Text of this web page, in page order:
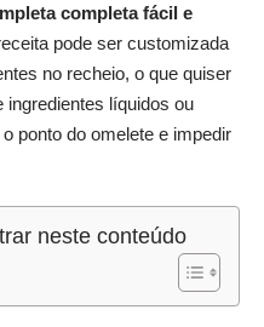
completa fácil e
pode ser customizada
no recheio, o que quiser
ingredientes líquidos ou
ponto do omelete e impedir
neste conteúdo